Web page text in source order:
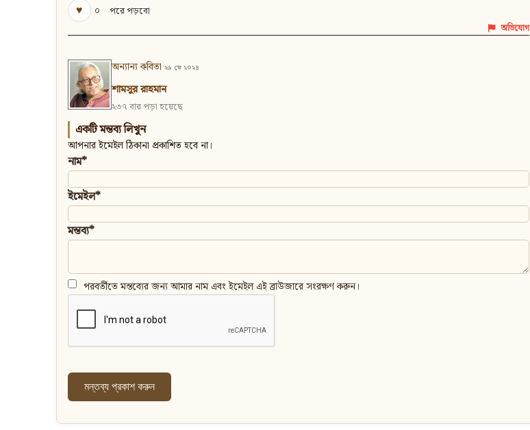
♥
০ পরে পড়বো
অভিযোগ
অন্যান্য কবিতা ২৯ মে ২০২৪
শামসুর রাহমান
২৩৭ বার পড়া হয়েছে
একটি মন্তব্য লিখুন
আপনার ইমেইল ঠিকানা প্রকাশিত হবে না।
নাম*
ইমেইল*
মন্তব্য*
পরবর্তীতে মন্তব্যের জন্য আমার নাম এবং ইমেইল এই ব্রাউজারে সংরক্ষণ করুন।